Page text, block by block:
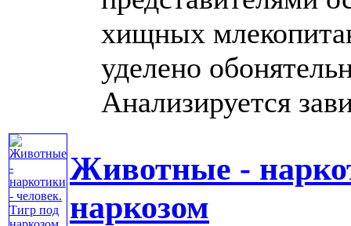
хищных
уделено
Анализируется
Животные -
наркозом